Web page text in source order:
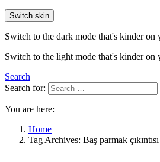
Switch skin
Switch to the dark mode that's kinder on
Switch to the light mode that's kinder on
Search
Search for:
You are here:
Home
Tag Archives: Baş parmak çıkıntısı